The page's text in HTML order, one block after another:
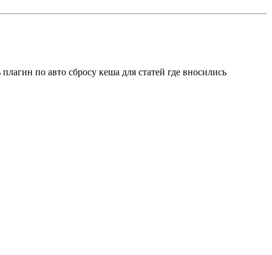
по авто сбросу кеша для статей где вносились